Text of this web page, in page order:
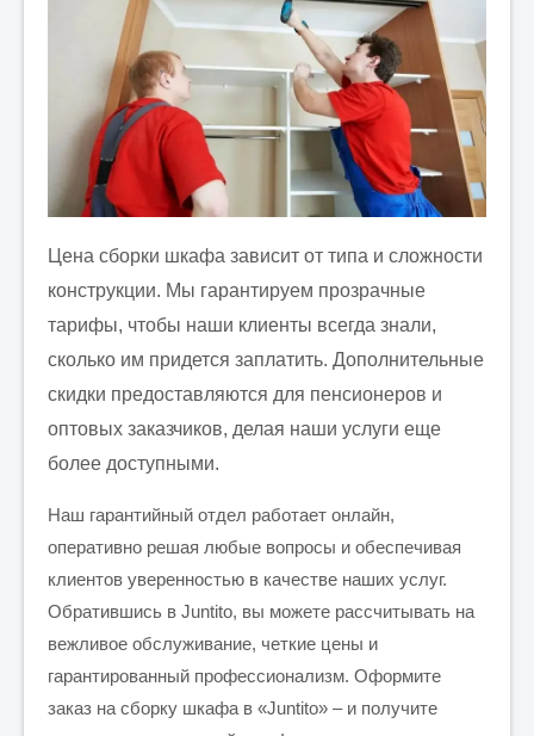
Отправить заявку
Цена сборки шкафа зависит от типа и сложности
конструкции. Мы гарантируем прозрачные
тарифы, чтобы наши клиенты всегда знали,
сколько им придется заплатить. Дополнительные
скидки предоставляются для пенсионеров и
оптовых заказчиков, делая наши услуги еще
более доступными.
Наш гарантийный отдел работает онлайн,
оперативно решая любые вопросы и обеспечивая
клиентов уверенностью в качестве наших услуг.
Обратившись в Juntito, вы можете рассчитывать на
вежливое обслуживание, четкие цены и
гарантированный профессионализм. Оформите
заказ на сборку шкафа в «Juntito» – и получите